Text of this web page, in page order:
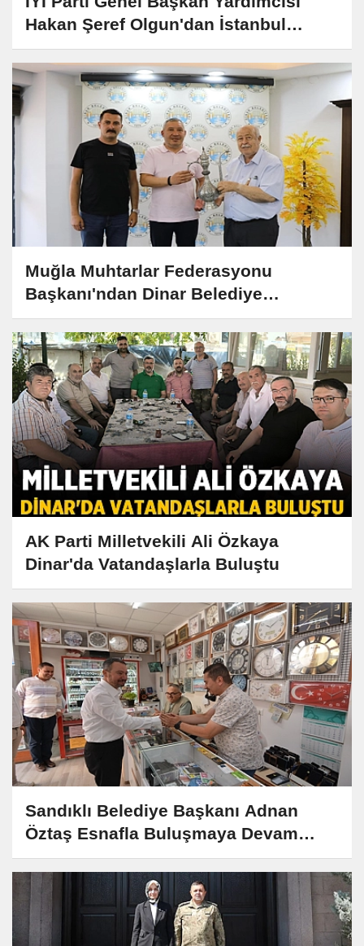
Hakan Şeref Olgun'dan İstanbul
Ziyareti
Muğla Muhtarlar Federasyonu
Başkanı'ndan Dinar Belediye
Başkanına Ziyaret
AK Parti Milletvekili Ali Özkaya
Dinar'da Vatandaşlarla Buluştu
Sandıklı Belediye Başkanı Adnan
Öztaş Esnafla Buluşmaya Devam
Ediyor